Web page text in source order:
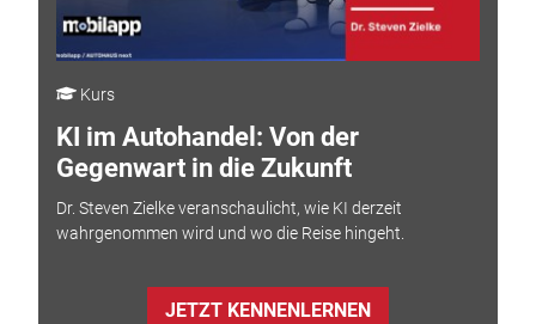
Kurs
KI im Autohandel: Von der
Gegenwart in die Zukunft
Dr. Steven Zielke veranschaulicht, wie KI derzeit
wahrgenommen wird und wo die Reise hingeht.
JETZT KENNENLERNEN